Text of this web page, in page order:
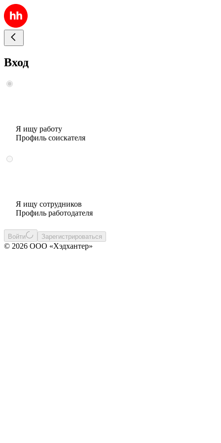
Вход
Я ищу работу
Профиль соискателя
Я ищу сотрудников
Профиль работодателя
Войти Зарегистрироваться
© 2026 ООО «Хэдхантер»